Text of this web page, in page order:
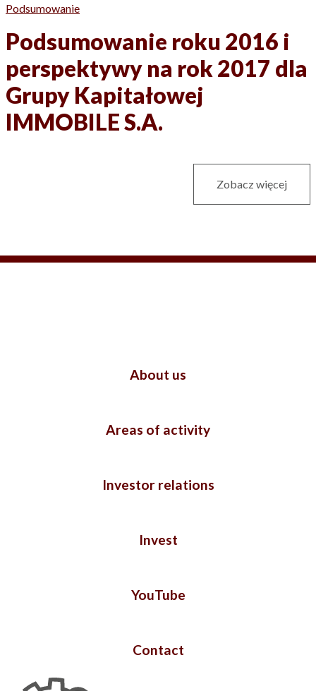
Podsumowanie
Podsumowanie roku 2016 i
perspektywy na rok 2017 dla
Grupy Kapitałowej
IMMOBILE S.A.
Zobacz więcej
About us
Areas of activity
Investor relations
Invest
YouTube
Contact